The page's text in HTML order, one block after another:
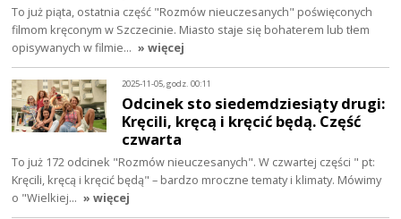
To już piąta, ostatnia część "Rozmów nieuczesanych" poświęconych
filmom kręconym w Szczecinie. Miasto staje się bohaterem lub tłem
opisywanych w filmie… » więcej
2025-11-05, godz. 00:11
Odcinek sto siedemdziesiąty drugi:
Kręcili, kręcą i kręcić będą. Część
czwarta
To już 172 odcinek "Rozmów nieuczesanych". W czwartej części " pt:
Kręcili, kręcą i kręcić będą" – bardzo mroczne tematy i klimaty. Mówimy
o "Wielkiej… » więcej